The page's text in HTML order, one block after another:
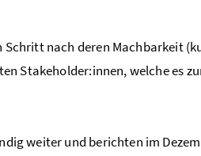
nach deren Machbarkeit
Stakeholder:innen, welche es
weiter und berichten im